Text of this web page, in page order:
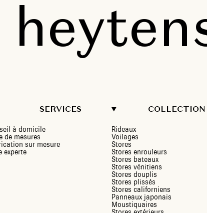
SERVICES
à domicile
de mesures
sur mesure
experte
COLLECTION
Rideaux
Voilages
Stores
Stores enrouleurs
Stores bateaux
Stores vénitiens
Stores douplis
Stores plissés
Stores californiens
Panneaux japonais
Moustiquaires